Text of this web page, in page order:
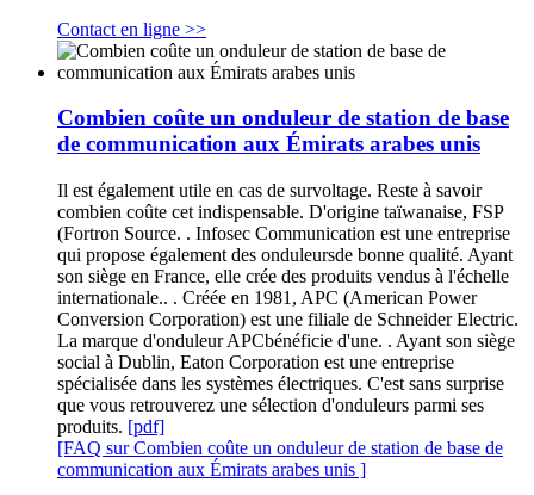
Contact en ligne >>
Combien coûte un onduleur de station de base
de communication aux Émirats arabes unis
Il est également utile en cas de survoltage. Reste à savoir
combien coûte cet indispensable. D'origine taïwanaise, FSP
(Fortron Source. . Infosec Communication est une entreprise
qui propose également des onduleursde bonne qualité. Ayant
son siège en France, elle crée des produits vendus à l'échelle
internationale.. . Créée en 1981, APC (American Power
Conversion Corporation) est une filiale de Schneider Electric.
La marque d'onduleur APCbénéficie d'une. . Ayant son siège
social à Dublin, Eaton Corporation est une entreprise
spécialisée dans les systèmes électriques. C'est sans surprise
que vous retrouverez une sélection d'onduleurs parmi ses
produits. [pdf]
[FAQ sur Combien coûte un onduleur de station de base de
communication aux Émirats arabes unis ]